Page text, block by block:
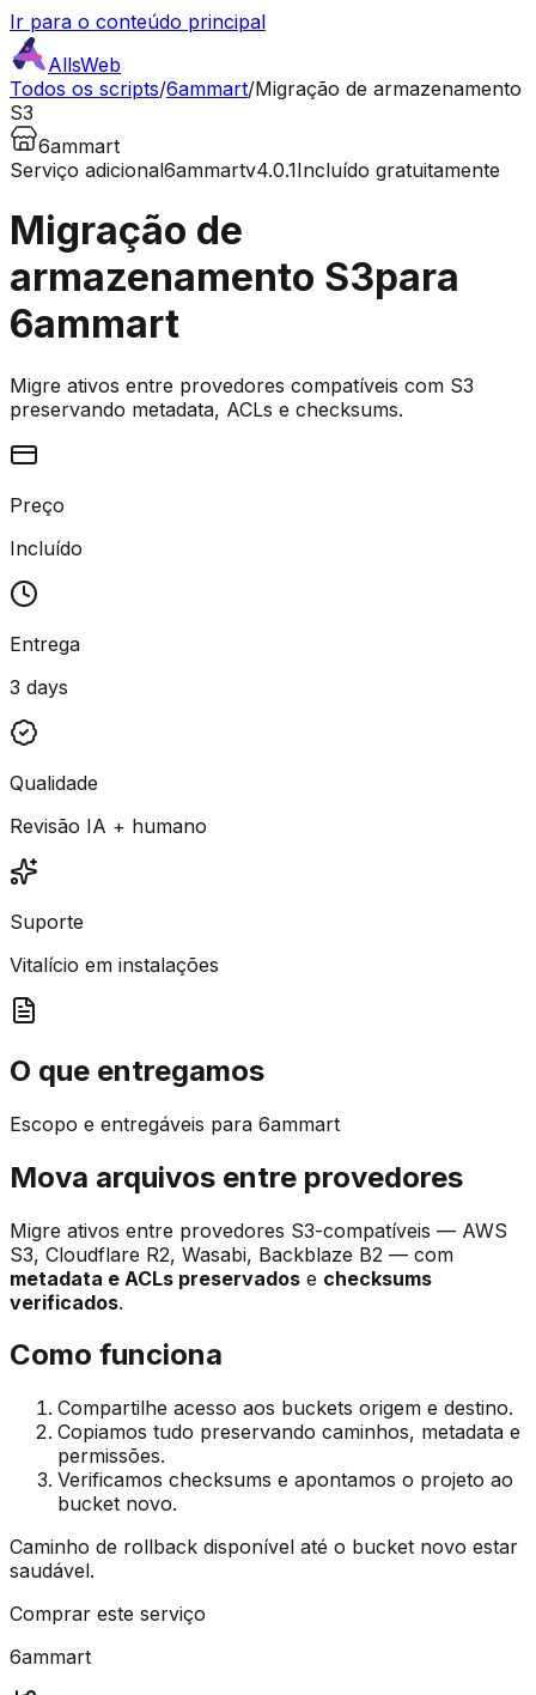
Ir para o conteúdo principal
AllsWeb
Todos os scripts/6ammart/Migração de armazenamento
S3
6ammart
Serviço adicional6ammartv4.0.1Incluído gratuitamente
Migração de
armazenamento S3para
6ammart
Migre ativos entre provedores compatíveis com S3
preservando metadata, ACLs e checksums.
Preço
Incluído
Entrega
3 days
Qualidade
Revisão IA + humano
Suporte
Vitalício em instalações
O que entregamos
Escopo e entregáveis para 6ammart
Mova arquivos entre provedores
Migre ativos entre provedores S3-compatíveis — AWS
S3, Cloudflare R2, Wasabi, Backblaze B2 — com
metadata e ACLs preservados e checksums
verificados.
Como funciona
Compartilhe acesso aos buckets origem e destino.
Copiamos tudo preservando caminhos, metadata e
permissões.
Verificamos checksums e apontamos o projeto ao
bucket novo.
Caminho de rollback disponível até o bucket novo estar
saudável.
Comprar este serviço
6ammart